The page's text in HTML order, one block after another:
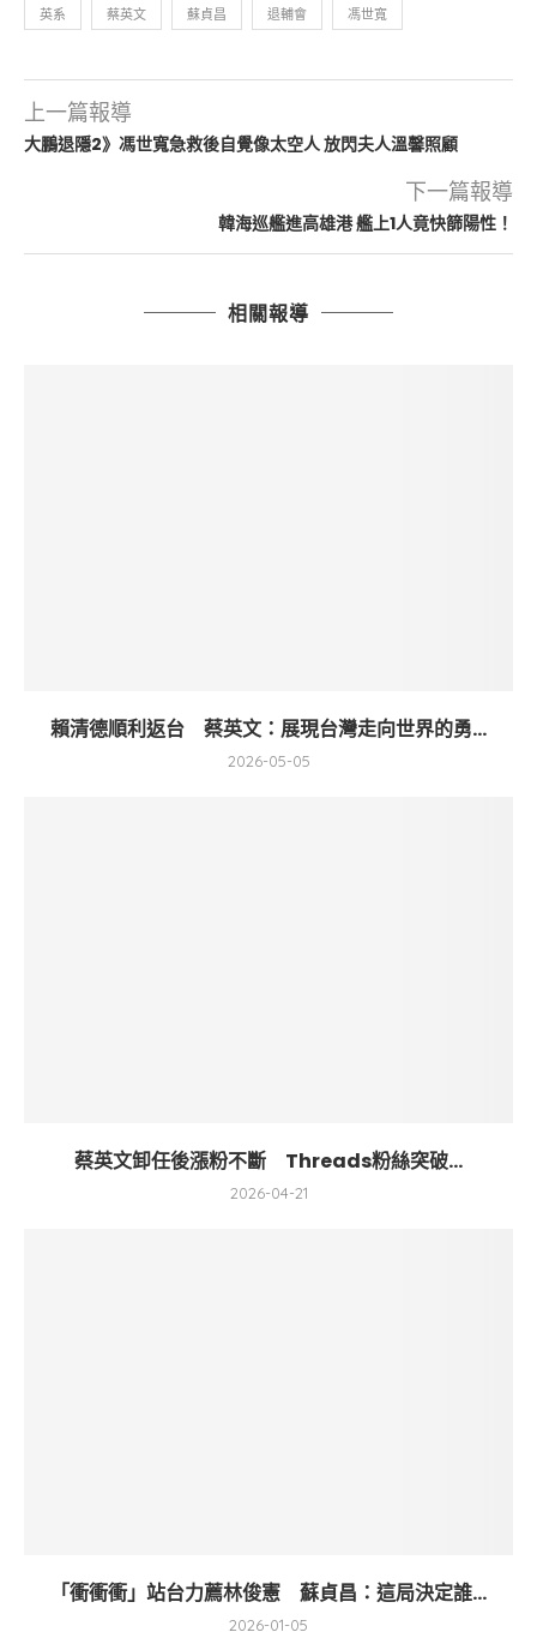
英系 蔡英文 蘇貞昌 退輔會 馮世寬
上一篇報導
大鵬退隱2》馮世寬急救後自覺像太空人 放閃夫人溫馨照顧
下一篇報導
韓海巡艦進高雄港 艦上1人竟快篩陽性！
相關報導
賴清德順利返台 蔡英文：展現台灣走向世界的勇...
2026-05-05
蔡英文卸任後漲粉不斷 Threads粉絲突破...
2026-04-21
「衝衝衝」站台力薦林俊憲 蘇貞昌：這局決定誰...
2026-01-05